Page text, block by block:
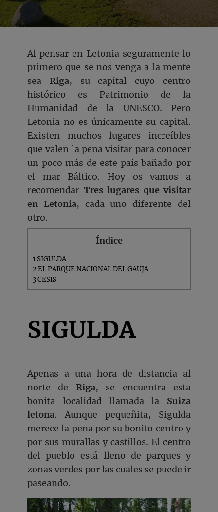
Al pensar en Letonia seguramente lo
primero que se nos venga a la mente
sea Riga, su capital cuyo centro
histórico es Patrimonio de la
Humanidad de la UNESCO. Pero
Letonia no es únicamente su capital.
Existen muchos lugares increíbles
que valen la pena visitar para conocer
un poco más de este país bañado por
el mar Báltico. Hoy os vamos a
recomendar Tres lugares que visitar
en Letonia, cada uno diferente del
otro.
Índice
1 SIGULDA
2EL PARQUE NACIONAL DEL GAUJA
3CESIS
SIGULDA
Apenas a una hora de distancia al
norte de Riga, se encuentra esta
bonita localidad llamada la Suiza
letona. Aunque pequeñita, Sigulda
merece la pena por su bonito centro y
por sus murallas y castillos. El centro
del pueblo está lleno de parques y
zonas verdes por las cuales se puede ir
paseando.